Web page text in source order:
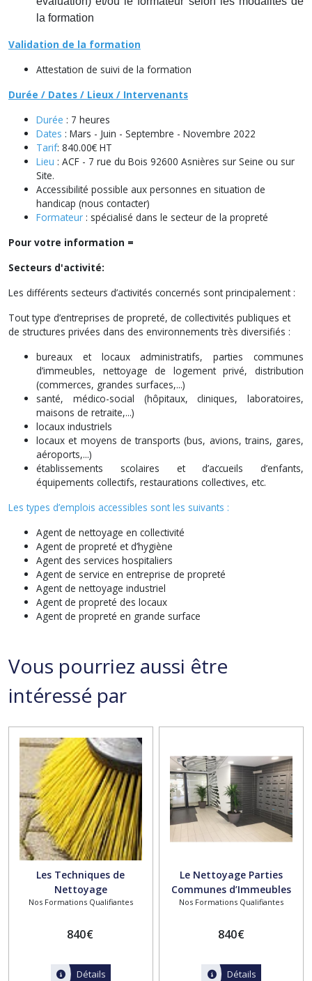
la formation
Validation de la formation
Attestation de suivi de la formation
Durée / Dates / Lieux / Intervenants
Durée : 7 heures
Dates : Mars - Juin - Septembre - Novembre 2022
Tarif: 840.00€ HT
Lieu : ACF - 7 rue du Bois 92600 Asnières sur Seine ou sur
Site.
Accessibilité possible aux personnes en situation de
handicap (nous contacter)
Formateur : spécialisé dans le secteur de la propreté
Pour votre information =
Secteurs d'activité:
Les différents secteurs d’activités concernés sont principalement :
Tout type d’entreprises de propreté, de collectivités publiques et
de structures privées dans des environnements très diversifiés :
bureaux et locaux administratifs, parties communes
d’immeubles, nettoyage de logement privé, distribution
(commerces, grandes surfaces,...)
santé, médico-social (hôpitaux, cliniques, laboratoires,
maisons de retraite,...)
locaux industriels
locaux et moyens de transports (bus, avions, trains, gares,
aéroports,...)
établissements scolaires et d’accueils d’enfants,
équipements collectifs, restaurations collectives, etc.
Les types d’emplois accessibles sont les suivants :
Agent de nettoyage en collectivité
Agent de propreté et d’hygiène
Agent des services hospitaliers
Agent de service en entreprise de propreté
Agent de nettoyage industriel
Agent de propreté des locaux
Agent de propreté en grande surface
Vous pourriez aussi être
intéressé par
Les Techniques de
Nettoyage
Nos Formations Qualifiantes
840€
Détails
Le Nettoyage Parties
Communes d’Immeubles
Nos Formations Qualifiantes
840€
Détails